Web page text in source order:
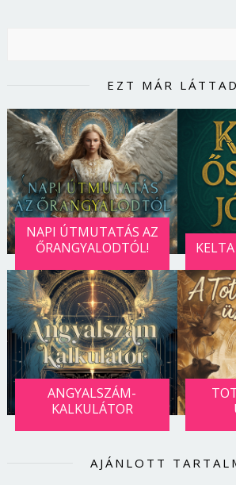
EZT MÁR
NAPI ÚTMUTATÁS AZ
ŐRANGYALODTÓL!
ANGYALSZÁM-
KALKULÁTOR
AJÁNLOTT
Mégse